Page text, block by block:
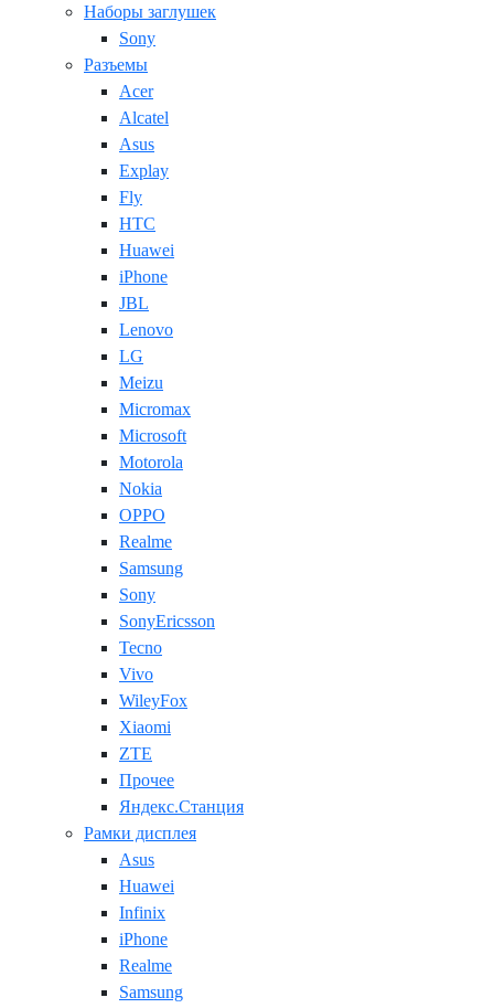
Наборы заглушек
Sony
Разъемы
Acer
Alcatel
Asus
Explay
Fly
HTC
Huawei
iPhone
JBL
Lenovo
LG
Meizu
Micromax
Microsoft
Motorola
Nokia
OPPO
Realme
Samsung
Sony
SonyEricsson
Tecno
Vivo
WileyFox
Xiaomi
ZTE
Прочее
Яндекс.Станция
Рамки дисплея
Asus
Huawei
Infinix
iPhone
Realme
Samsung